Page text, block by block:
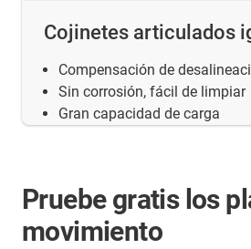
Cojinetes articulados
Compensación de
Sin corrosión, fácil de limpiar
Gran capacidad de carga
Pruebe gratis los
movimiento